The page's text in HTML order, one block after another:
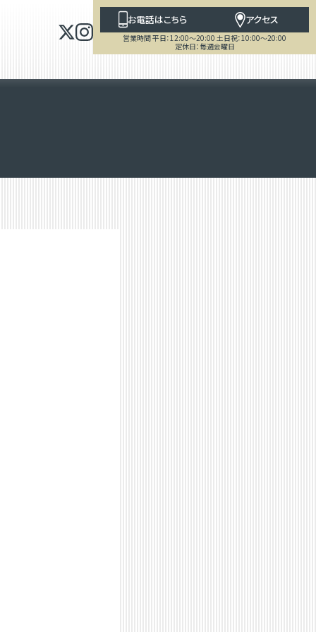
お電話はこちら アクセス
営業時間 平日：12:00～20:00 土日祝：10:00～20:00
定休日：毎週金曜日